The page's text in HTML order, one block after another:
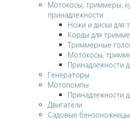
Мотокосы, триммеры,
принадлежности
Ножи и диски для
Корды для
Триммерные
Мотокосы,
Принадлежности
Генераторы
Мотопомпы
Принадлежности
Двигатели
Садовые